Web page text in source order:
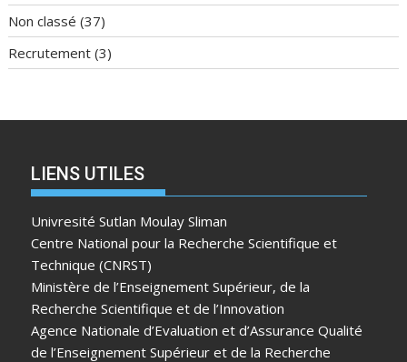
Non classé (37)
Recrutement (3)
LIENS UTILES
Univresité Sutlan Moulay Sliman
Centre National pour la Recherche Scientifique et
Technique (CNRST)
Ministère de l’Enseignement Supérieur, de la
Recherche Scientifique et de l’Innovation
Agence Nationale d’Evaluation et d’Assurance Qualité
de l’Enseignement Supérieur et de la Recherche